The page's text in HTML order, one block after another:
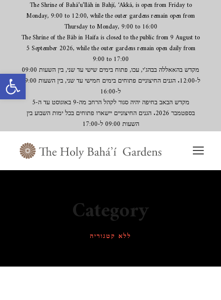
פתח סרגל נגישות
The Shrine of Bahá’u’lláh in Bahjí, ‘Akká, is open from Friday to
Monday, 9:00 to 12:00, while the outer gardens remain open from
Thursday to Monday, 9:00 to 16:00
The Shrine of the Báb in Haifa is closed to the public from 9 August to
5 September 2026, while the outer gardens remain open daily from
9:00 to 17:00
מקדש בהאאללה בבהג'י, עכו, פתוח בימים שישי עד שני, בין השעות 09:00
ל-12:00. הגנים החיצוניים פתוחים בימים חמישי עד שני, בין השעות 09:00
ל-16:00
מקדש הבאב בחיפה יהיה סגור לקהל הרחב מה-9 באוגוסט עד ה-5
בספטמבר 2026. הגנים החיצוניים יישארו פתוחים בכל ימות השבוע בין
השעות 09:00 ל-17:00
Category
ללא קטגוריה